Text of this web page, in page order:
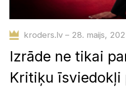
kroders.lv – 28. maijs,
Izrāde ne tikai
Kritiķu īsviedokļi